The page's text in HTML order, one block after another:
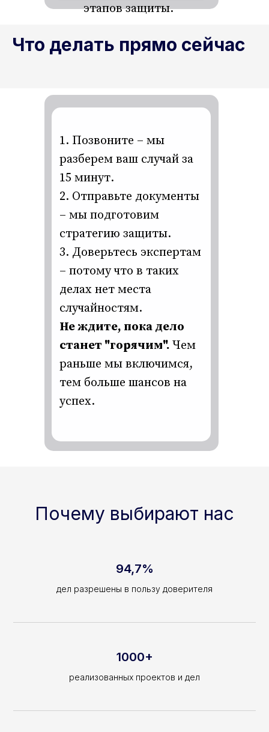
этапов защиты.
Что делать прямо сейчас
1. Позвоните – мы
разберем ваш случай за
15 минут.
2. Отправьте документы
– мы подготовим
стратегию защиты.
3. Доверьтесь экспертам
– потому что в таких
делах нет места
случайностям.
Не ждите, пока дело
станет "горячим". Чем
раньше мы включимся,
тем больше шансов на
успех.
Почему выбирают нас
94,7%
дел разрешены в пользу доверителя
1000+
реализованных проектов и дел
Запишитесь
или в офисе|